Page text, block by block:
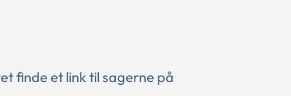
finde et link til sagerne på